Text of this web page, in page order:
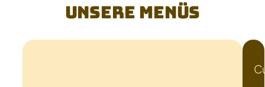
Unsere Menüs